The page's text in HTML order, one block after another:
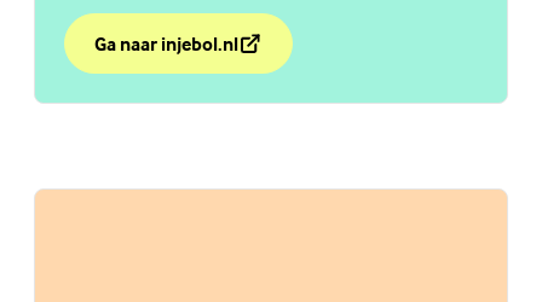
Ga naar injebol.nl
over Beter in je vel met 'In je bol'
(Externe link)